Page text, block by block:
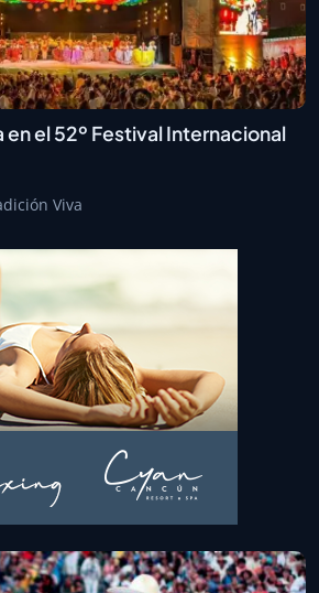
en el 52º Festival Internacional
Viva